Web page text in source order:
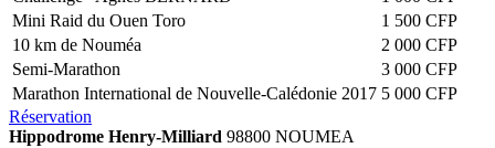
Mini Raid du Ouen Toro
1 500 CFP
10 km de Nouméa
2 000 CFP
Semi-Marathon
3 000 CFP
Marathon International de Nouvelle-Calédonie 2017 5 000 CFP
Réservation
Hippodrome Henry-Milliard 98800 NOUMEA